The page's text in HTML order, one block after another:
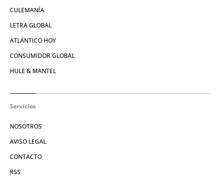
CULEMANÍA
LETRA GLOBAL
ATLÁNTICO HOY
CONSUMIDOR GLOBAL
HULE & MANTEL
Servicios
NOSOTROS
AVISO LEGAL
CONTACTO
RSS